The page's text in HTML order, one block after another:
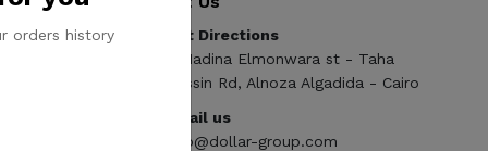
Get Directions
ElMadina Elmonwara st - Taha
Hussin Rd, Alnoza Algadida - Cairo
Email us
info@dollar-group.com
orders history